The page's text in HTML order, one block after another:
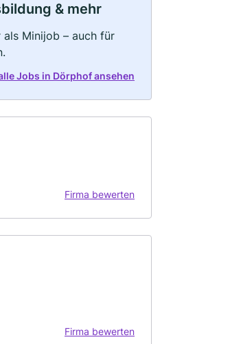
& mehr
Minijob – auch für
Jobs in Dörphof ansehen
Firma bewerten
Firma bewerten